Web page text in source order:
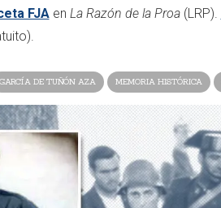
FJAen La Razón de la Proa(LRP).
GARCÍA DE TUÑÓN AZA MEMORIA HISTÓRICA